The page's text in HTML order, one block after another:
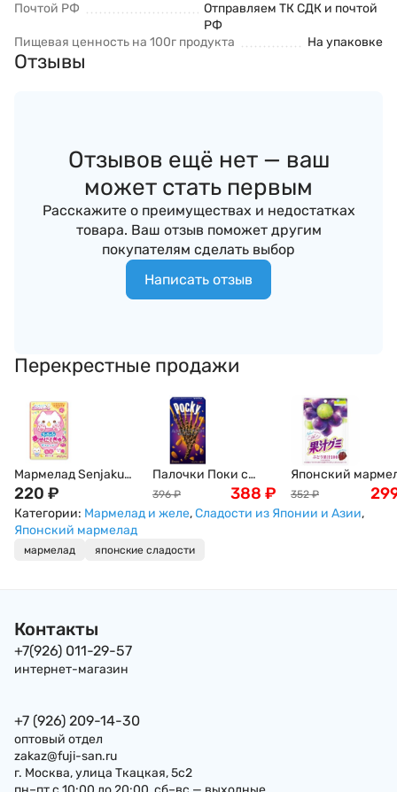
Почтой РФ
Отправляем ТК СДК и почтой
РФ
Пищевая ценность на 100г продукта
На упаковке
Отзывы
Отзывов ещё нет — ваш
может стать первым
Расскажите о преимуществах и недостатках
товара. Ваш отзыв поможет другим
покупателям сделать выбор
Написать отзыв
Перекрестные продажи
Мармелад Senjaku
Кошкины Лапки -
персиковые/
виноградные, 32 г,
220 ₽
Палочки Поки с
крошкой миндаля в
шоколаде Pocky ,
396 ₽ 388 ₽
Японский
виноградный
54г
352 ₽
Категории: Мармелад и желе,Сладости из Японии и Азии,
Японский мармелад
мармелад японские сладости
Контакты
+7(926) 011-29-57
интернет-магазин
+7 (926) 209-14-30
оптовый отдел
zakaz@fuji-san.ru
г. Москва, улица Ткацкая, 5с2